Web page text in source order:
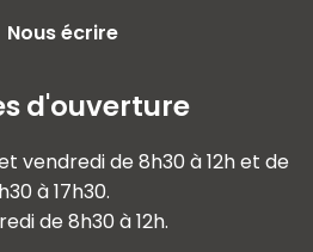
Nous écrire
d'ouverture
vendredi de 8h30 à 12h et de
à 17h30.
de 8h30 à 12h.